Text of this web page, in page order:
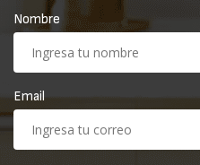
Nombre
Email